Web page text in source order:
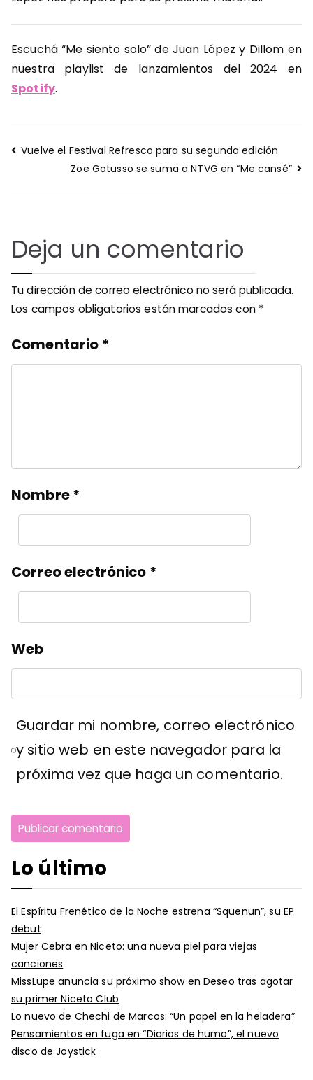
Escuchá “Me siento solo” de Juan López y Dillom en
nuestra playlist de lanzamientos del 2024 en
Spotify.
Navegación
Vuelve el Festival Refresco para su segunda edición
Zoe Gotusso se suma a NTVG en “Me cansé”
Deja un comentario
Tu dirección de correo electrónico no será publicada.
Los campos obligatorios están marcados con *
Comentario *
Nombre*
Correo electrónico *
Web
Guardar mi nombre, correo electrónico
y sitio web en este navegador para la
próxima vez que haga un comentario.
Lo último
El Espíritu Frenético de la Noche estrena “Squenun”, su EP
debut
Mujer Cebra en Niceto: una nueva piel para viejas
canciones
MissLupe anuncia su próximo show en Deseo tras agotar
su primer Niceto Club
Lo nuevo de Chechi de Marcos: “Un papel en la heladera”
Pensamientos en fuga en “Diarios de humo”, el nuevo
disco de Joystick